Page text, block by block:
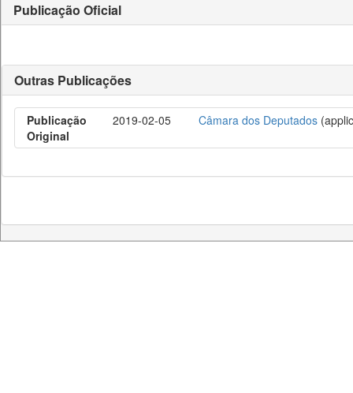
Publicação Oficial
Outras Publicações
Publicação
Original
2019-02-05 Câmara dos Deputados